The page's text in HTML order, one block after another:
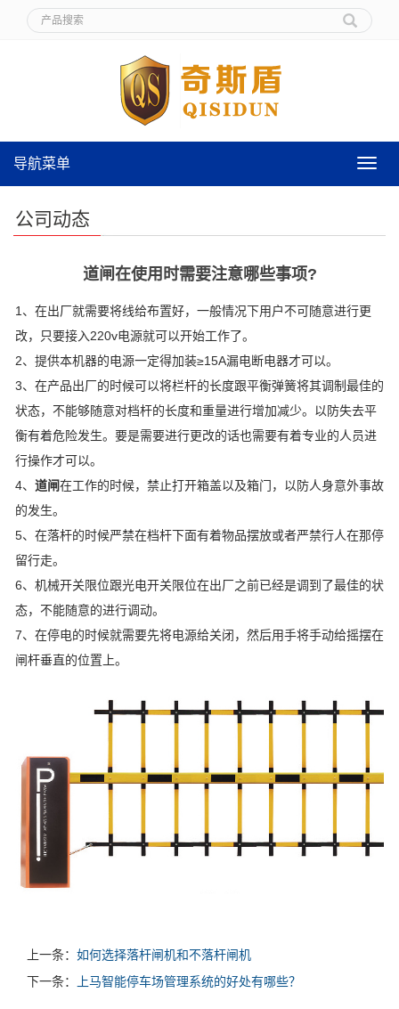
导
导航菜单
公司动态
道闸在使用时需要注意哪些事项?
1、在出厂就需要将线给布置好，一般情况下用户不可随意进行更
改，只要接入220v电源就可以开始工作了。
2、提供本机器的电源一定得加装≥15A漏电断电器才可以。
3、在产品出厂的时候可以将栏杆的长度跟平衡弹簧将其调制最佳的
状态，不能够随意对档杆的长度和重量进行增加减少。以防失去平
衡有着危险发生。要是需要进行更改的话也需要有着专业的人员进
行操作才可以。
4、 道闸在工作的时候，禁止打开箱盖以及箱门，以防人身意外事故
的发生。
5、在落杆的时候严禁在档杆下面有着物品摆放或者严禁行人在那停
留行走。
6、机械开关限位跟光电开关限位在出厂之前已经是调到了最佳的状
态，不能随意的进行调动。
7、在停电的时候就需要先将电源给关闭，然后用手将手动给摇摆在
闸杆垂直的位置上。
上一条： 如何选择落杆闸机和不落杆闸机
下一条：
上马智能停车场管理系统的好处有哪些？